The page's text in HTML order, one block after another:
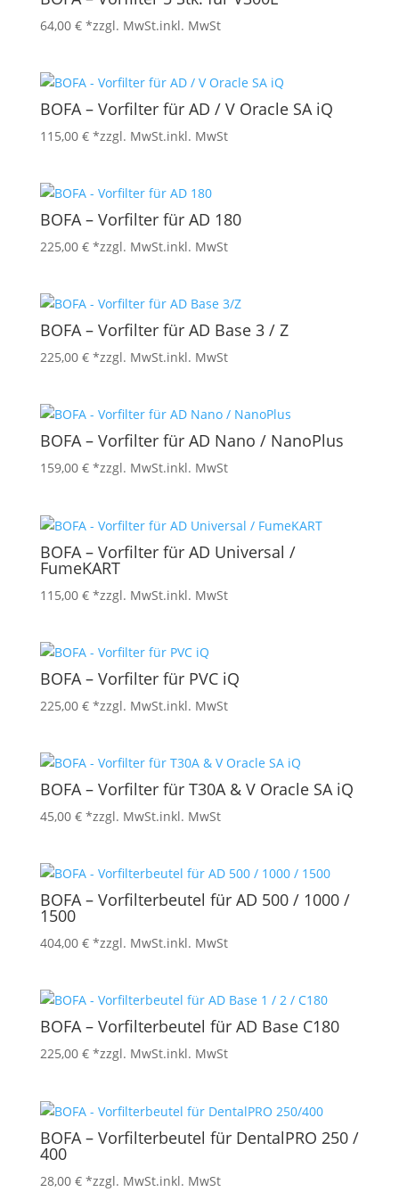
64,00 € *zzgl. MwSt.inkl. MwSt
BOFA – Vorfilter für AD / V Oracle SA iQ
115,00 € *zzgl. MwSt.inkl. MwSt
BOFA – Vorfilter für AD 180
225,00 € *zzgl. MwSt.inkl. MwSt
BOFA – Vorfilter für AD Base 3 / Z
225,00 € *zzgl. MwSt.inkl. MwSt
BOFA – Vorfilter für AD Nano / NanoPlus
159,00 € *zzgl. MwSt.inkl. MwSt
BOFA – Vorfilter für AD Universal /
FumeKART
115,00 € *zzgl. MwSt.inkl. MwSt
BOFA – Vorfilter für PVC iQ
225,00 € *zzgl. MwSt.inkl. MwSt
BOFA – Vorfilter für T30A & V Oracle SA iQ
45,00 € *zzgl. MwSt.inkl. MwSt
BOFA – Vorfilterbeutel für AD 500 / 1000 /
1500
404,00 € *zzgl. MwSt.inkl. MwSt
BOFA – Vorfilterbeutel für AD Base C180
225,00 € *zzgl. MwSt.inkl. MwSt
BOFA – Vorfilterbeutel für DentalPRO 250 /
400
28,00 € *zzgl. MwSt.inkl. MwSt